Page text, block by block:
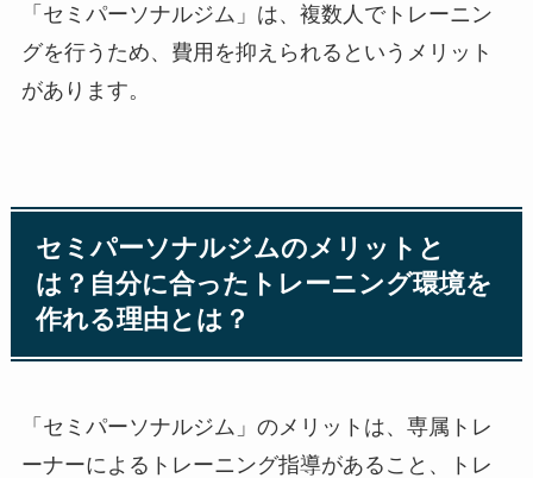
「セミパーソナルジム」は、複数人でトレーニン
グを行うため、費用を抑えられるというメリット
があります。
セミパーソナルジムのメリットと
は？自分に合ったトレーニング環境を
作れる理由とは？
「セミパーソナルジム」のメリットは、専属トレ
ーナーによるトレーニング指導があること、トレ